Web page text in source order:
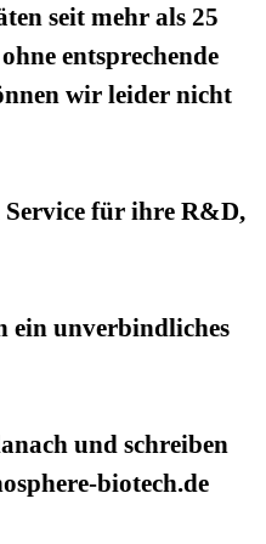
seit mehr als 25
entsprechende
wir leider nicht
Service für ihre R&D,
ein unverbindliches
und schreiben
biotech.de